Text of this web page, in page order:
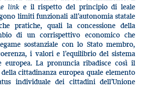
link e il rispetto del principio di leale
limiti funzionali all’autonomia statale
pratiche, quali la concessione della
di un corrispettivo economico che
sostanziale con lo Stato membro,
i valori e l’equilibrio del sistema
europea. La pronuncia ribadisce così il
cittadinanza europea quale elemento
individuale dei cittadini dell’Unione